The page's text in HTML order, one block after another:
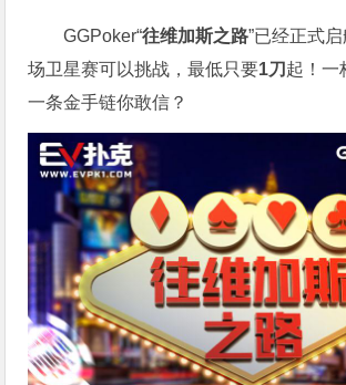
GGPoker“往维加斯之路”已经正式
场卫星赛可以挑战，最低只要1刀 起！一
一条金手链你敢信？